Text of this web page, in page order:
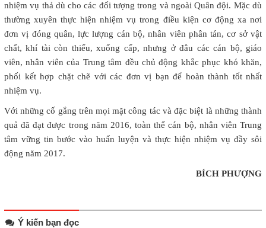
nhiệm vụ thả dù cho các đối tượng trong và ngoài Quân đội. Mặc dù
thường xuyên thực hiện nhiệm vụ trong điều kiện cơ động xa nơi
đơn vị đóng quân, lực lượng cán bộ, nhân viên phân tán, cơ sở vật
chất, khí tài còn thiếu, xuống cấp, nhưng ở đâu các cán bộ, giáo
viên, nhân viên của Trung tâm đều chủ động khắc phục khó khăn,
phối kết hợp chặt chẽ với các đơn vị bạn để hoàn thành tốt nhất
nhiệm vụ.
Với những cố gắng trên mọi mặt công tác và đặc biệt là những thành
quả đã đạt được trong năm 2016, toàn thể cán bộ, nhân viên Trung
tâm vững tin bước vào huấn luyện và thực hiện nhiệm vụ đầy sôi
động năm 2017.
BÍCH PHƯỢNG
Ý kiến bạn đọc